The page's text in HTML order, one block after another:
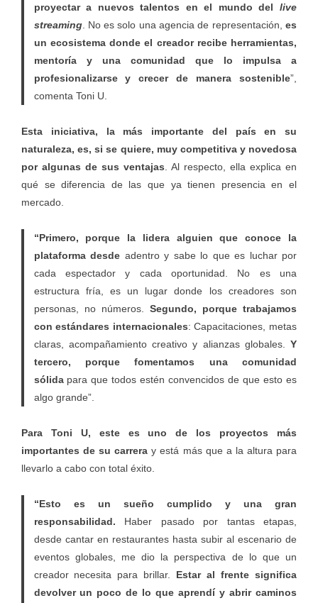
proyectar a nuevos talentos en el mundo del live
streaming. No es solo una agencia de representación, es
un ecosistema donde el creador recibe herramientas,
mentoría y una comunidad que lo impulsa a
profesionalizarse y crecer de manera sostenible”,
comenta Toni U.
Esta iniciativa, la más importante del país en su
naturaleza, es, si se quiere, muy competitiva y novedosa
por algunas de sus ventajas. Al respecto, ella explica en
qué se diferencia de las que ya tienen presencia en el
mercado.
“Primero, porque la lidera alguien que conoce la
plataforma desde adentro y sabe lo que es luchar por
cada espectador y cada oportunidad. No es una
estructura fría, es un lugar donde los creadores son
personas, no números. Segundo, porque trabajamos
con estándares internacionales: Capacitaciones, metas
claras, acompañamiento creativo y alianzas globales. Y
tercero, porque fomentamos una comunidad
sólidapara que todos estén convencidos de que esto es
algo grande”.
Para Toni U, este es uno de los proyectos más
importantes de su carrera y está más que a la altura para
llevarlo a cabo con total éxito.
“Esto es un sueño cumplido y una gran
responsabilidad. Haber pasado por tantas etapas,
desde cantar en restaurantes hasta subir al escenario de
eventos globales, me dio la perspectiva de lo que un
creador necesita para brillar. Estar al frente significa
devolver un poco de lo que aprendí y abrir caminos